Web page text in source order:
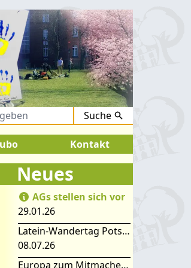
Suche
! Kontakt
Neues
AGs stellen sich vor
29.01.26
Latein-Wandertag Potsdam
08.07.26
Europa zum Mitmachen – SIMEP 2026 in Stubice